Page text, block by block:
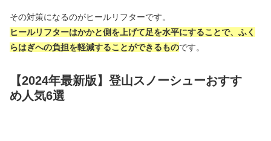
その対策になるのがヒールリフターです。
ヒールリフターはかかと側を上げて足を水平にすることで、ふく
らはぎへの負担を軽減することができるものです。
【2024年最新版】登山スノーシューおすす
め人気6選